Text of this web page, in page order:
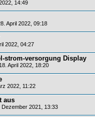
14:49
April 2022, 09:18
2022, 04:27
strom-versorgung Display
April 2022, 18:20
2022, 11:22
aus
2021, 13:33